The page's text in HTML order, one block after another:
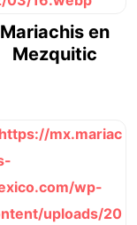
Mariachis en
Mezquitic